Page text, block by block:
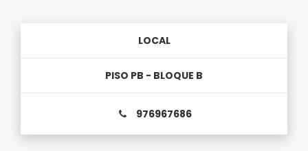
LOCAL
PISO PB - BLOQUE B
976967686